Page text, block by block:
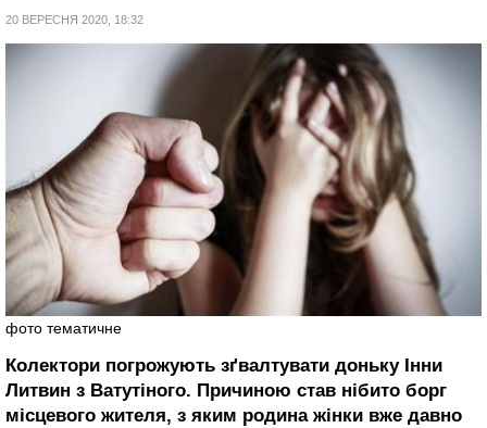
20 ВЕРЕСНЯ 2020, 18:32
фото тематичне
Колектори погрожують зґвалтувати доньку Інни
Литвин з Ватутіного. Причиною став нібито борг
місцевого жителя, з яким родина жінки вже давно